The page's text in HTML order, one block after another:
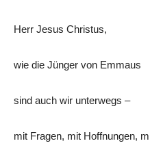
Herr Jesus Christus,
wie die Jünger von Emmaus
sind auch wir unterwegs –
mit Fragen, mit Hoffnungen,